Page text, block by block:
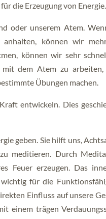
die Erzeugung von Energie.
oder unserem Atem.
können wir
können wir sehr
mit dem Atem zu
Übungen machen.
entwickeln. Dies
geben. Sie hilft uns,
meditieren. Durch
Feuer erzeugen. Das
für die
Einfluss auf unsere
einem trägen